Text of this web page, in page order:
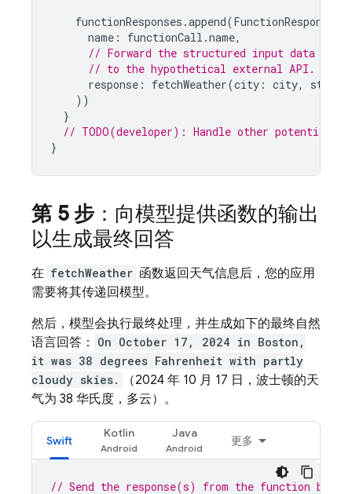
functionResponses .append(
name : functionCall .name,
// Forward the structured input data
// to the hypothetical external API.
response : fetchWeather(city : city, state
))
}
// TODO(developer): Handle other potential
}
第 5 步 ：向模型提供函数的输出
以生成最终回答
在 fetchWeather 函数返回天气信息后，您的应用
需要将其传递回模型。
然后，模型会执行最终处理，并生成如下的最终自然
语言回答：
On October 17, 2024 in Boston,
it was 38 degrees Fahrenheit with partly
cloudy skies.
（2024 年 10 月 17 日，波士顿的天
气为 38 华氏度，多云）。
Swift
Kotlin Java
更多
// Send the response(s) from the function back